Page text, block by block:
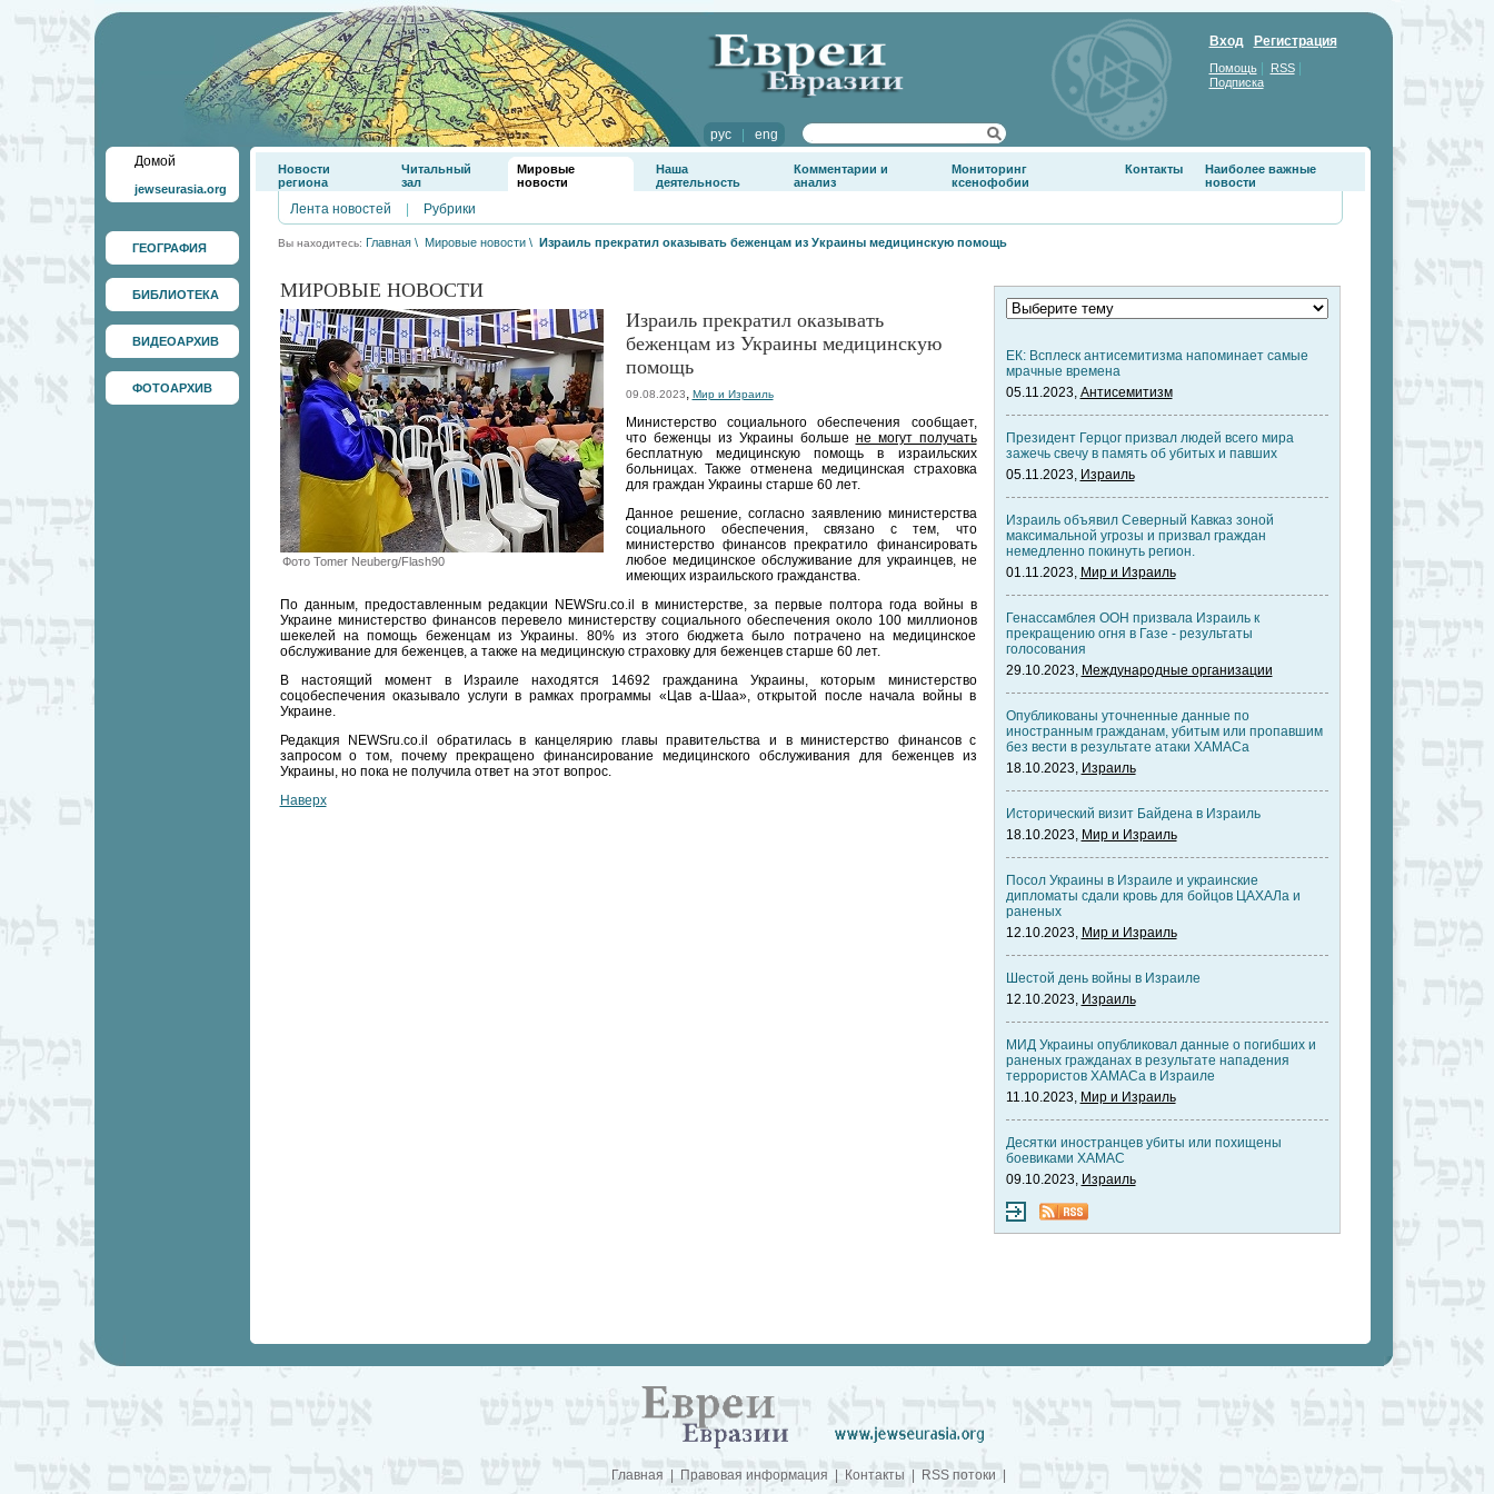
рус| eng
Вход Регистрация
Помощь| RSS|
Подписка
Домой
jewseurasia.org
ГЕОГРАФИЯ
БИБЛИОТЕКА
ВИДЕОАРХИВ
ФОТОАРХИВ
Новости
региона
Читальный
зал
Мировые
новости
Наша
деятельность
Комментарии и
анализ
Мониторинг
ксенофобии
Контакты
Наиболее важные
новости
Лента новостей Рубрики
Вы находитесь: Главная \ Мировые новости \ Израиль прекратил оказывать беженцам из Украины медицинскую помощь
МИРОВЫЕ НОВОСТИ
Фото Tomer Neuberg/Flash90
Израиль прекратил оказывать
беженцам из Украины медицинскую
помощь
09.08.2023, Мир и Израиль
Министерство социального обеспечения сообщает,
что беженцы из Украины больше не могут получать
бесплатную медицинскую помощь в израильских
больницах. Также отменена медицинская страховка
для граждан Украины старше 60 лет.
Данное решение, согласно заявлению министерства
социального обеспечения, связано с тем, что
министерство финансов прекратило финансировать
любое медицинское обслуживание для украинцев, не
имеющих израильского гражданства.
По данным, предоставленным редакции NEWSru.co.il в министерстве, за первые полтора года войны в
Украине министерство финансов перевело министерству социального обеспечения около 100 миллионов
шекелей на помощь беженцам из Украины. 80% из этого бюджета было потрачено на медицинское
обслуживание для беженцев, а также на медицинскую страховку для беженцев старше 60 лет.
В настоящий момент в Израиле находятся 14692 гражданина Украины, которым министерство
соцобеспечения оказывало услуги в рамках программы «Цав а-Шаа», открытой после начала войны в
Украине.
Редакция NEWSru.co.il обратилась в канцелярию главы правительства и в министерство финансов с
запросом о том, почему прекращено финансирование медицинского обслуживания для беженцев из
Украины, но пока не получила ответ на этот вопрос.
Наверх
ЕК: Всплеск антисемитизма напоминает самые
мрачные времена
05.11.2023, Антисемитизм
Президент Герцог призвал людей всего мира
зажечь свечу в память об убитых и павших
05.11.2023, Израиль
Израиль объявил Северный Кавказ зоной
максимальной угрозы и призвал граждан
немедленно покинуть регион.
01.11.2023, Мир и Израиль
Генассамблея ООН призвала Израиль к
прекращению огня в Газе - результаты
голосования
29.10.2023, Международные организации
Опубликованы уточненные данные по
иностранным гражданам, убитым или пропавшим
без вести в результате атаки ХАМАСа
18.10.2023, Израиль
Исторический визит Байдена в Израиль
18.10.2023, Мир и Израиль
Посол Украины в Израиле и украинские
дипломаты сдали кровь для бойцов ЦАХАЛа и
раненых
12.10.2023, Мир и Израиль
Шестой день войны в Израиле
12.10.2023, Израиль
МИД Украины опубликовал данные о погибших и
раненых гражданах в результате нападения
террористов ХАМАСа в Израиле
11.10.2023, Мир и Израиль
Десятки иностранцев убиты или похищены
боевиками ХАМАС
09.10.2023, Израиль
Главная Правовая информация Контакты RSS потоки